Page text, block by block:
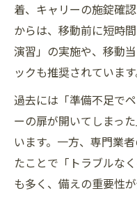
着、キャリーの施錠確
からは、移動前に短時
演習」の実施や、移動
ックも推奨されています
過去には「準備不足で
ーの扉が開いてしまっ
います。一方、専門業
たことで「トラブルな
も多く、備えの重要性が